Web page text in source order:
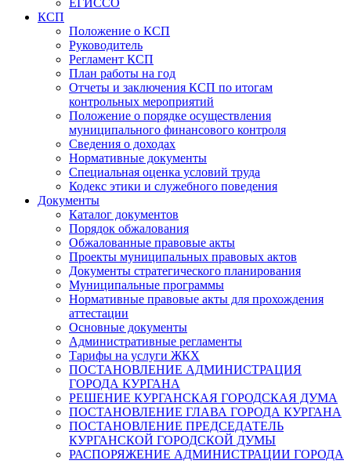
ЕГИССО
КСП
Положение о КСП
Руководитель
Регламент КСП
План работы на год
Отчеты и заключения КСП по итогам
контрольных мероприятий
Положение о порядке осуществления
муниципального финансового контроля
Сведения о доходах
Нормативные документы
Специальная оценка условий труда
Кодекс этики и служебного поведения
Документы
Каталог документов
Порядок обжалования
Обжалованные правовые акты
Проекты муниципальных правовых актов
Документы стратегического планирования
Муниципальные программы
Нормативные правовые акты для прохождения
аттестации
Основные документы
Административные регламенты
Тарифы на услуги ЖКХ
ПОСТАНОВЛЕНИЕ АДМИНИСТРАЦИЯ
ГОРОДА КУРГАНА
РЕШЕНИЕ КУРГАНСКАЯ ГОРОДСКАЯ ДУМА
ПОСТАНОВЛЕНИЕ ГЛАВА ГОРОДА КУРГАНА
ПОСТАНОВЛЕНИЕ ПРЕДСЕДАТЕЛЬ
КУРГАНСКОЙ ГОРОДСКОЙ ДУМЫ
РАСПОРЯЖЕНИЕ АДМИНИСТРАЦИИ ГОРОДА